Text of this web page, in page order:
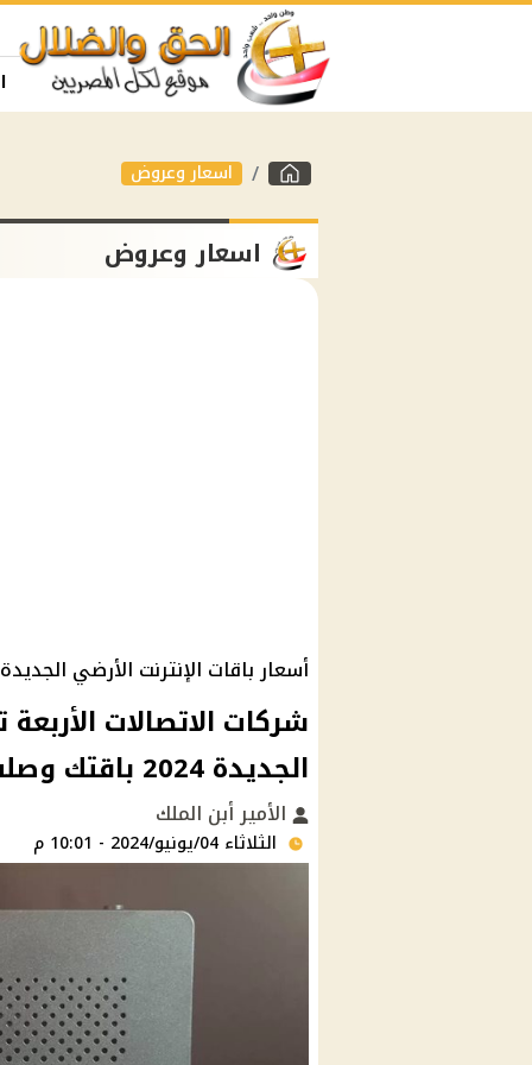
اسعار وعروض
اسعار وعروض
أسعار باقات الإنترنت الأرضي الجديدة
شركات الاتصالات
الجديدة 2024 باقتك وصلت كام ؟
الأمير أبن الملك
الثلاثاء 04/يونيو/2024 - 10:01 م